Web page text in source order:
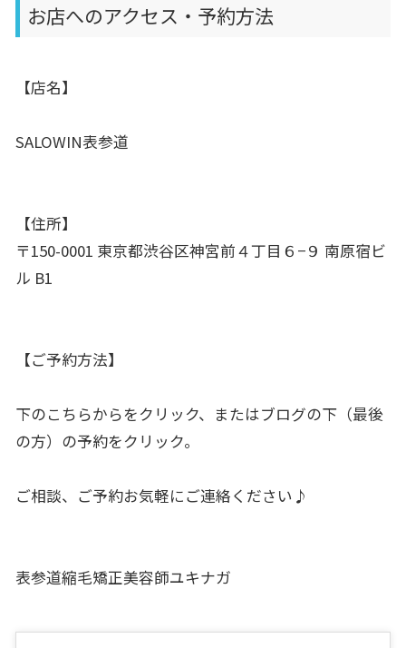
お店へのアクセス・予約方法
【店名】
SALOWIN表参道
【住所】
〒150-0001 東京都渋谷区神宮前４丁目６−９ 南原宿ビ
ル B1
【ご予約方法】
下のこちらからをクリック、またはブログの下（最後
の方）の予約をクリック。
ご相談、ご予約お気軽にご連絡ください♪
表参道縮毛矯正美容師ユキナガ